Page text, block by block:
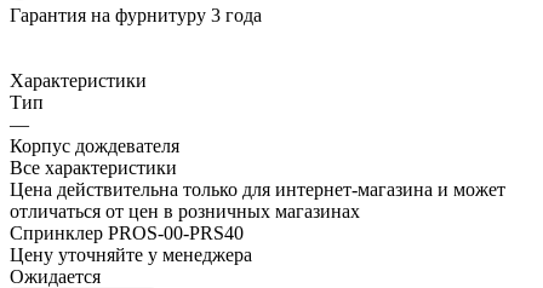
Гарантия на фурнитуру 3 года
Характеристики
Тип
—
Корпус дождевателя
Все характеристики
Цена действительна только для интернет-магазина и может
отличаться от цен в розничных магазинах
Спринклер PROS-00-PRS40
Цену уточняйте у менеджера
Ожидается